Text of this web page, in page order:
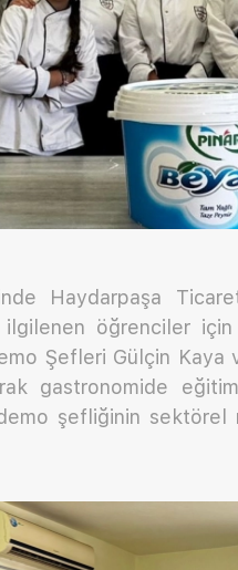
Haydarpaşa
öğrenciler
Şefleri Gülçin
gastronomide
şefliğinin sektörel